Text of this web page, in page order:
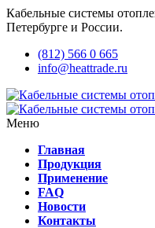
Кабельные системы
Петербурге и России.
(812) 566 0 665
info@heattrade.ru
Меню
Главная
Продукция
Применение
FAQ
Новости
Контакты